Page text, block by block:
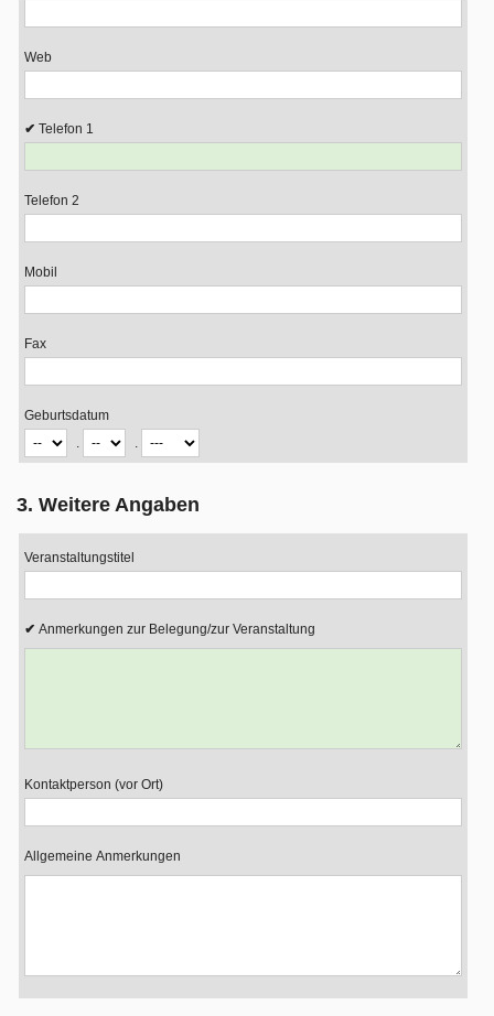
Web
Telefon 1
Telefon 2
Mobil
Fax
Geburtsdatum
.
.
3. Weitere Angaben
Veranstaltungstitel
Anmerkungen zur Belegung/zur Veranstaltung
Kontaktperson (vor Ort)
Allgemeine Anmerkungen